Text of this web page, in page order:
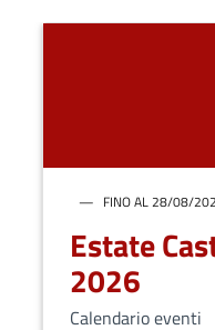
FINO AL 28/08/
Estate
2026
Calendario eventi